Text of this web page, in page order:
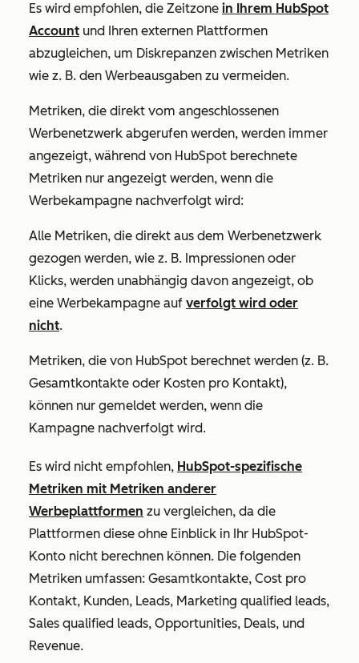
Es wird empfohlen, die Zeitzone in Ihrem HubSpot
Account und Ihren externen Plattformen
abzugleichen, um Diskrepanzen zwischen Metriken
wie z. B. den Werbeausgaben zu vermeiden.
Metriken, die direkt vom angeschlossenen
Werbenetzwerk abgerufen werden, werden immer
angezeigt, während von HubSpot berechnete
Metriken nur angezeigt werden, wenn die
Werbekampagne nachverfolgt wird:
Alle Metriken, die direkt aus dem Werbenetzwerk
gezogen werden, wie z. B. Impressionen oder
Klicks, werden unabhängig davon angezeigt, ob
eine Werbekampagne auf verfolgt wird oder
nicht.
Metriken, die von HubSpot berechnet werden (z. B.
Gesamtkontakte oder Kosten pro Kontakt),
können nur gemeldet werden, wenn die
Kampagne nachverfolgt wird.
Es wird nicht empfohlen, HubSpot-spezifische
Metriken mit Metriken anderer
Werbeplattformen zu vergleichen, da die
Plattformen diese ohne Einblick in Ihr HubSpot-
Konto nicht berechnen können. Die folgenden
Metriken umfassen: Gesamtkontakte, Cost pro
Kontakt, Kunden, Leads, Marketing qualified leads,
Sales qualified leads, Opportunities, Deals, und
Revenue.